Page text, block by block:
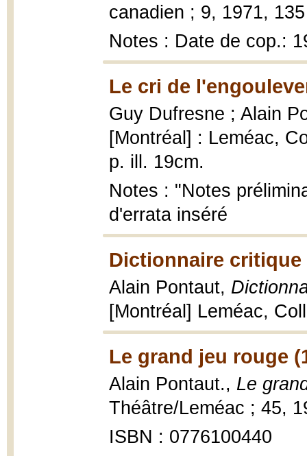
canadien ; 9, 1971,
Notes : Date de cop.:
Le cri de
Guy Dufresne ; Alain
[Montréal] : Leméac,
p. ill. 19cm.
Notes : "Notes
d'errata inséré
Dictionnaire critique
Alain Pontaut,
[Montréal] Leméac,
Le grand jeu rouge
Alain Pontaut., Le
Théâtre/Leméac ; 45,
ISBN : 0776100440